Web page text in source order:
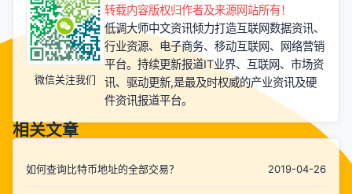
微信关注我们
转载内容版权归作者及来源网站所有！
低调大师中文资讯倾力打造互联网数据资讯、
行业资源、电子商务、移动互联网、网络营销
平台。持续更新报道IT业界、互联网、市场资
讯、驱动更新,是最及时权威的产业资讯及硬
件资讯报道平台。
相关文章
如何查询比特币地址的全部交易？ 2019-04-26